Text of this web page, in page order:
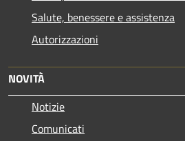
Salute, benessere e assistenza
Autorizzazioni
NOVITÀ
Notizie
Comunicati